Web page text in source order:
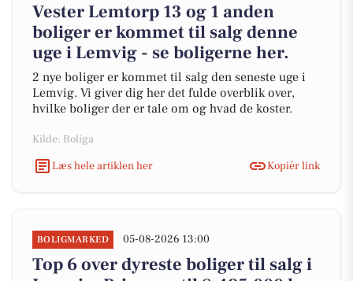
Vester Lemtorp 13 og 1 anden
boliger er kommet til salg denne
uge i Lemvig - se boligerne her.
2 nye boliger er kommet til salg den seneste uge i
Lemvig. Vi giver dig her det fulde overblik over,
hvilke boliger der er tale om og hvad de koster.
Kilde: Boliga
Læs hele artiklen her
Kopiér link
BOLIGMARKED 05-08-2026 13:00
Top 6 over dyreste boliger til salg i